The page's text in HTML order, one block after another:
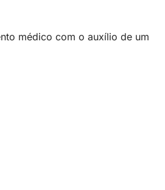
médico com o auxílio de um